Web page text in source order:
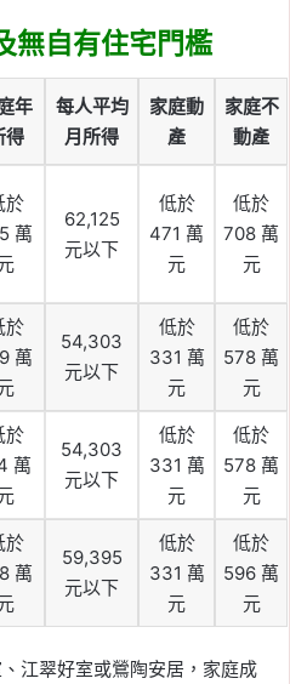
無自有住宅門檻
年
得
每人平均
月所得
家庭動
產
家庭不
動產
於
萬
62,125
元以下
低於
471 萬
元
低於
708 萬
元
於
萬
54,303
元以下
低於
331 萬
元
低於
578 萬
元
於
萬
54,303
元以下
低於
331 萬
元
低於
578 萬
元
於
萬
59,395
元以下
低於
331 萬
元
低於
596 萬
元
江翠好室或鶯陶安居，家庭成